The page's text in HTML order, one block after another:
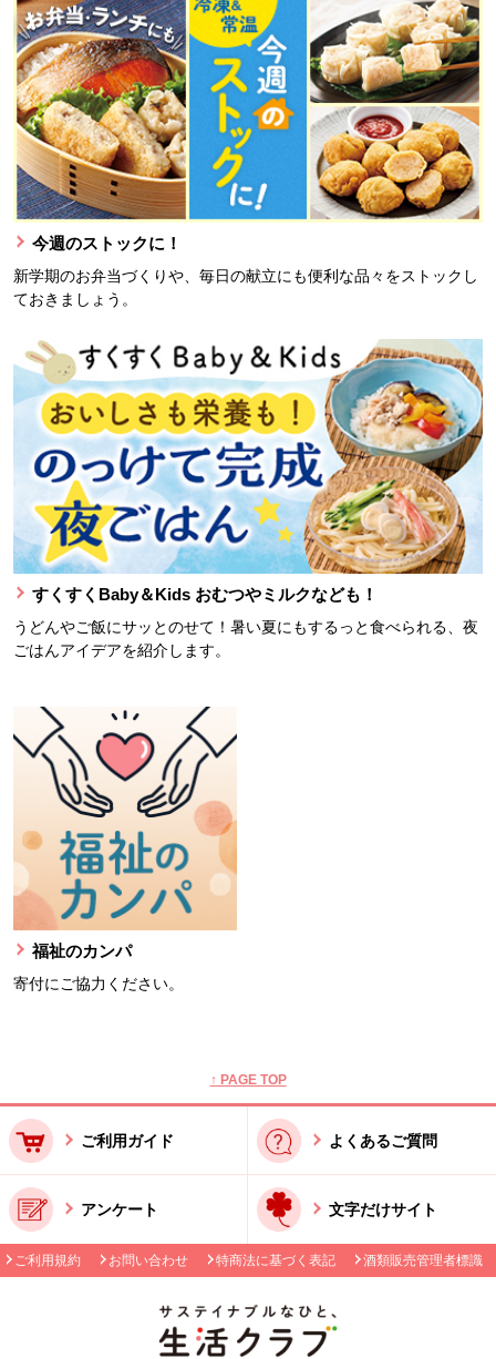
今週のストックに！
新学期のお弁当づくりや、毎日の献立にも便利な品々をストックし
ておきましょう。
すくすくBaby＆Kids おむつやミルクなども！
うどんやご飯にサッとのせて！暑い夏にもするっと食べられる、夜
ごはんアイデアを紹介します。
福祉のカンパ
寄付にご協力ください。
↑ PAGE TOP
ご利用ガイド よくあるご質問
アンケート 文字だけサイト
ご利用規約 お問い合わせ 特商法に基づく表記 酒類販売管理者標識